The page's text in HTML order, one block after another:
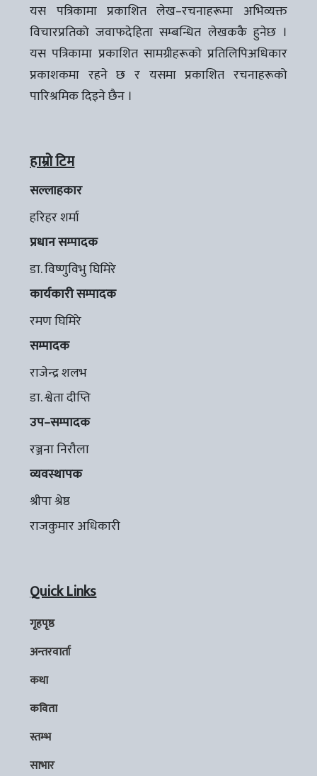
यस पत्रिकामा प्रकाशित लेख–रचनाहरूमा अभिव्यक्त
विचारप्रतिको जवाफदेहिता सम्बन्धित लेखककै हुनेछ ।
यस पत्रिकामा प्रकाशित सामग्रीहरूको प्रतिलिपिअधिकार
प्रकाशकमा रहने छ र यसमा प्रकाशित रचनाहरूको
पारिश्रमिक दिइने छैन ।
हाम्रो टिम
सल्लाहकार
हरिहर शर्मा
प्रधान सम्पादक
डा. विष्णुविभु घिमिरे
कार्यकारी सम्पादक
रमण घिमिरे
सम्पादक
राजेन्द्र शलभ
डा. श्वेता दीप्ति
उप–सम्पादक
रञ्जना निरौला
व्यवस्थापक
श्रीपा श्रेष्ठ
राजकुमार अधिकारी
Quick Links
गृहपृष्ठ
अन्तरवार्ता
कथा
कविता
स्तम्भ
साभार